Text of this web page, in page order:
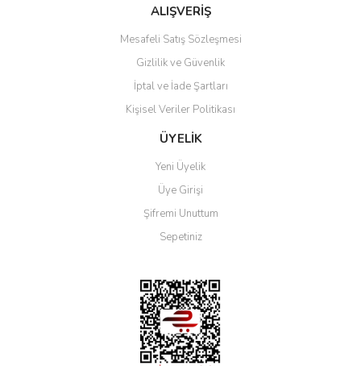
Bu ürüne benzer farklı alternatifler olmalı.
Gönder
ALIŞVERİŞ
Mesafeli Satış Sözleşmesi
Gizlilik ve Güvenlik
İptal ve İade Şartları
Kişisel Veriler Politikası
ÜYELİK
Yeni Üyelik
Üye Girişi
Şifremi Unuttum
Sepetiniz